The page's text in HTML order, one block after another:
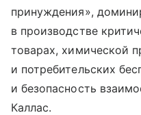
принуждения»,
в производстве
товарах, химической
и потребительских
и безопасность
Каллас.